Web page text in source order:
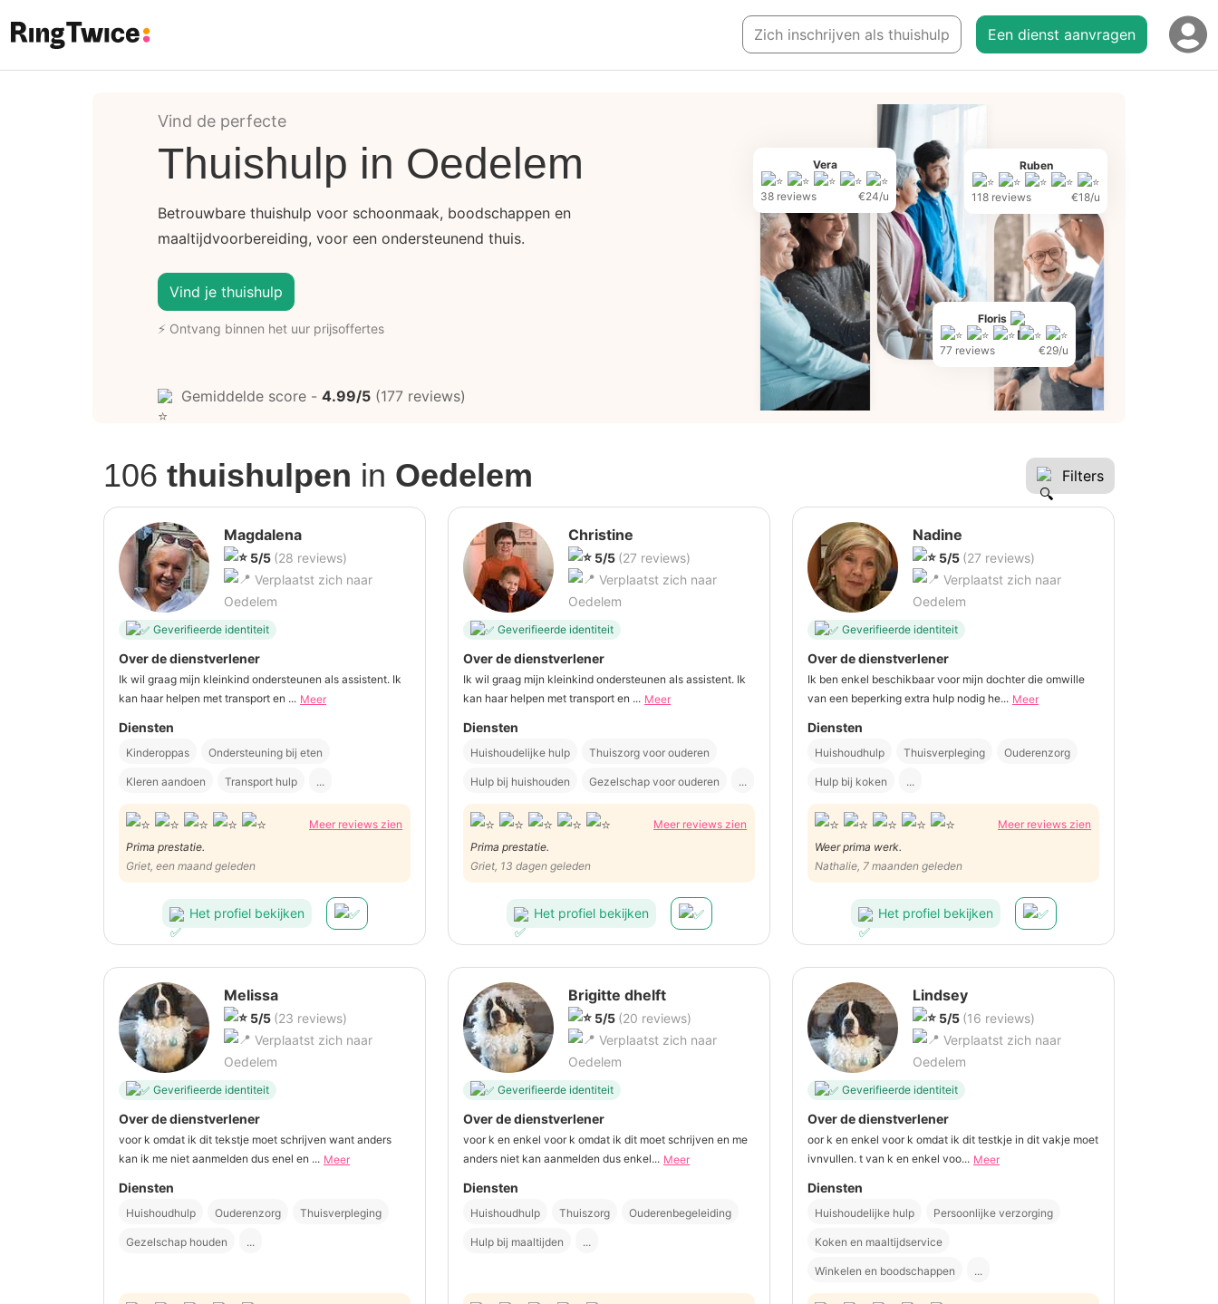
Zich inschrijven als thuishulp Een dienst aanvragen
Vera
38 reviews €24/u
Floris
77 reviews €29/u
Ruben
118 reviews €18/u
Vind de perfecte
Thuishulp in Oedelem
Betrouwbare thuishulp voor schoonmaak, boodschappen en
maaltijdvoorbereiding, voor een ondersteunend thuis.
Vind je thuishulp
⚡ Ontvang binnen het uur prijsoffertes
Gemiddelde score - 4.99/5 (177 reviews)
106 thuishulpen in Oedelem Filters
Magdalena
5/5 (28 reviews)
Verplaatst zich naar
Oedelem
Geverifieerde identiteit
Over de dienstverlener
Ik wil graag mijn kleinkind ondersteunen als assistent. Ik
kan haar helpen met transport en ... Meer
Diensten
Kinderoppas Ondersteuning bij eten
Kleren aandoen Transport hulp ...
Meer reviews zien
Prima prestatie.
Griet, een maand geleden
Het profiel bekijken
Christine
5/5 (27 reviews)
Verplaatst zich naar
Oedelem
Geverifieerde identiteit
Over de dienstverlener
Ik wil graag mijn kleinkind ondersteunen als assistent. Ik
kan haar helpen met transport en ... Meer
Diensten
Huishoudelijke hulp Thuiszorg voor ouderen
Hulp bij huishouden Gezelschap voor ouderen ...
Meer reviews zien
Prima prestatie.
Griet, 13 dagen geleden
Het profiel bekijken
Nadine
5/5 (27 reviews)
Verplaatst zich naar
Oedelem
Geverifieerde identiteit
Over de dienstverlener
Ik ben enkel beschikbaar voor mijn dochter die omwille
van een beperking extra hulp nodig he... Meer
Diensten
Huishoudhulp Thuisverpleging Ouderenzorg
Hulp bij koken ...
Meer reviews zien
Weer prima werk.
Nathalie, 7 maanden geleden
Het profiel bekijken
Melissa
5/5 (23 reviews)
Verplaatst zich naar
Oedelem
Geverifieerde identiteit
Over de dienstverlener
voor k omdat ik dit tekstje moet schrijven want anders
kan ik me niet aanmelden dus enel en ... Meer
Diensten
Huishoudhulp Ouderenzorg Thuisverpleging
Gezelschap houden ...
Brigitte dhelft
5/5 (20 reviews)
Verplaatst zich naar
Oedelem
Geverifieerde identiteit
Over de dienstverlener
voor k en enkel voor k omdat ik dit moet schrijven en me
anders niet kan aanmelden dus enkel... Meer
Diensten
Huishoudhulp Thuiszorg Ouderenbegeleiding
Hulp bij maaltijden ...
Lindsey
5/5 (16 reviews)
Verplaatst zich naar
Oedelem
Geverifieerde identiteit
Over de dienstverlener
oor k en enkel voor k omdat ik dit testkje in dit vakje moet
ivnvullen. t van k en enkel voo... Meer
Diensten
Huishoudelijke hulp Persoonlijke verzorging
Koken en maaltijdservice
Winkelen en boodschappen ...